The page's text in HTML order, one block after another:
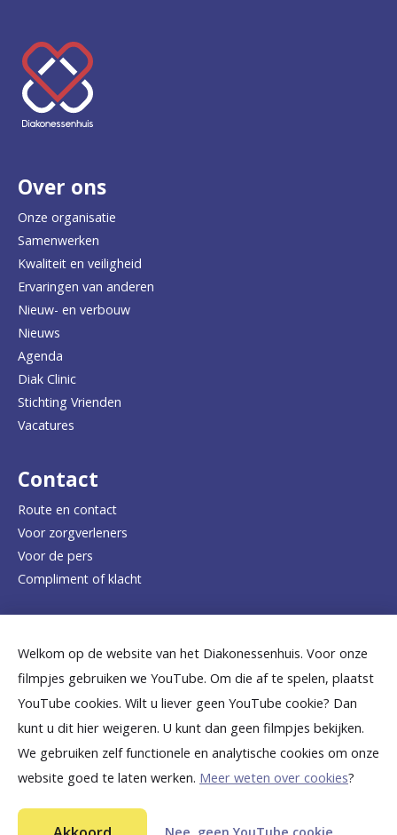
Welkom op de website van het Diakonessenhuis. Voor onze
filmpjes gebruiken we YouTube. Om die af te spelen, plaatst
YouTube cookies. Wilt u liever geen YouTube cookie? Dan
kunt u dit hier weigeren. U kunt dan geen filmpjes bekijken.
We gebruiken zelf functionele en analytische cookies om onze
website goed te laten werken. Meer weten over cookies?
K
e
e
t
e
r
u
g
n
a
a
d
e
h
o
p
a
g
e
Over ons
Onze organisatie
Samenwerken
Kwaliteit en veiligheid
Ervaringen van anderen
Nieuw- en verbouw
Nieuws
Agenda
Diak Clinic
Stichting Vrienden
Vacatures
Contact
Route en contact
Voor zorgverleners
Voor de pers
Compliment of klacht
Dicht bij jou
B
e
k
B
e
k
j
B
e
k
B
e
k
j
B
e
k
j